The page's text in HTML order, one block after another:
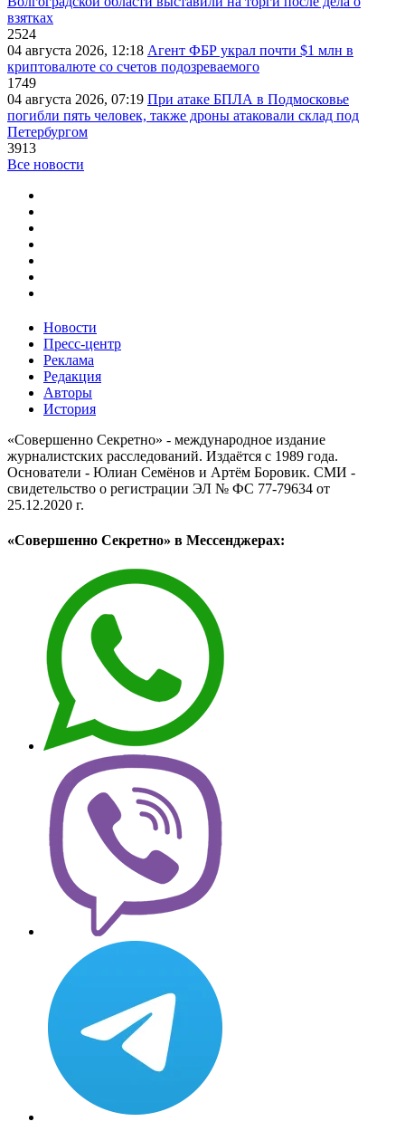
взятках
2524
04 августа 2026, 12:18 Агент ФБР украл почти $1 млн в
криптовалюте со счетов подозреваемого
1749
04 августа 2026, 07:19 При атаке БПЛА в Подмосковье
погибли пять человек, также дроны атаковали склад под
Петербургом
3913
Все новости
Новости
Пресс-центр
Реклама
Редакция
Авторы
История
«Совершенно Секретно» - международное издание
журналистских расследований. Издаётся с 1989 года.
Основатели - Юлиан Семёнов и Артём Боровик. CМИ -
свидетельство о регистрации ЭЛ № ФС 77-79634 от
25.12.2020 г.
«Совершенно Секретно» в Мессенджерах: